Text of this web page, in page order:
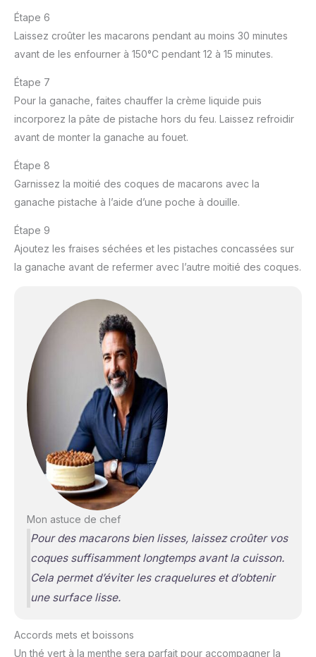
Étape 6
Laissez croûter les macarons pendant au moins 30 minutes
avant de les enfourner à 150°C pendant 12 à 15 minutes.
Étape 7
Pour la ganache, faites chauffer la crème liquide puis
incorporez la pâte de pistache hors du feu. Laissez refroidir
avant de monter la ganache au fouet.
Étape 8
Garnissez la moitié des coques de macarons avec la
ganache pistache à l’aide d’une poche à douille.
Étape 9
Ajoutez les fraises séchées et les pistaches concassées sur
la ganache avant de refermer avec l’autre moitié des coques.
Mon astuce de chef
Pour des macarons bien lisses, laissez croûter vos
coques suffisamment longtemps avant la cuisson.
Cela permet d’éviter les craquelures et d’obtenir
une surface lisse.
Accords mets et boissons
Un thé vert à la menthe sera parfait pour accompagner la